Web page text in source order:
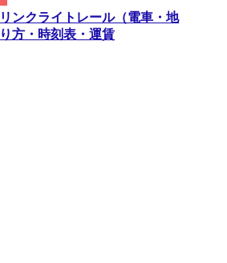
ンクライトレール（電車・地
方・時刻表・運賃